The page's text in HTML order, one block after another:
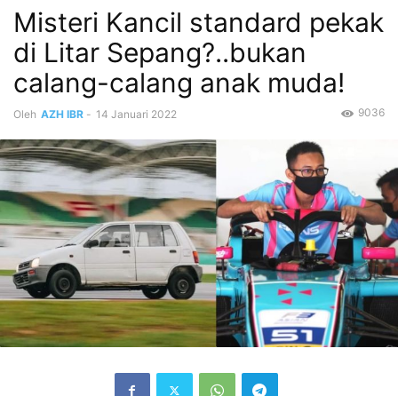
Misteri Kancil standard pekak
di Litar Sepang?..bukan
calang-calang anak muda!
Oleh AZH IBR - 14 Januari 2022 9036